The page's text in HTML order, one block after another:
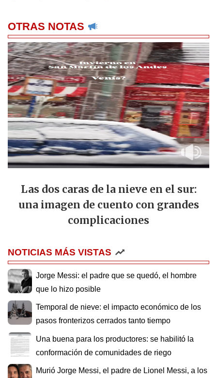
OTRAS NOTAS
Las dos caras de la nieve en el sur:
una imagen de cuento con grandes
complicaciones
NOTICIAS MÁS VISTAS
Jorge Messi: el padre que se quedó, el hombre
que lo hizo posible
Temporal de nieve: el impacto económico de los
pasos fronterizos cerrados tanto tiempo
Una buena para los productores: se habilitó la
conformación de comunidades de riego
Murió Jorge Messi, el padre de Lionel Messi, a los